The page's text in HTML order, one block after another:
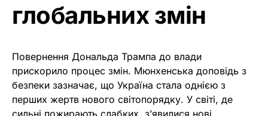
глобальних змін
Повернення Дональда Трампа до влади
прискорило процес змін. Мюнхенська доповідь з
безпеки зазначає, що Україна стала однією з
перших жертв нового світопорядку. У світі, де
сильні пожирають слабких, з’явилися нові